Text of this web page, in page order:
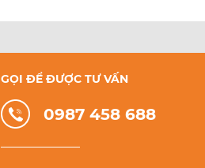
GỌI ĐỂ ĐƯỢC TƯ VẤN
0987 458 688